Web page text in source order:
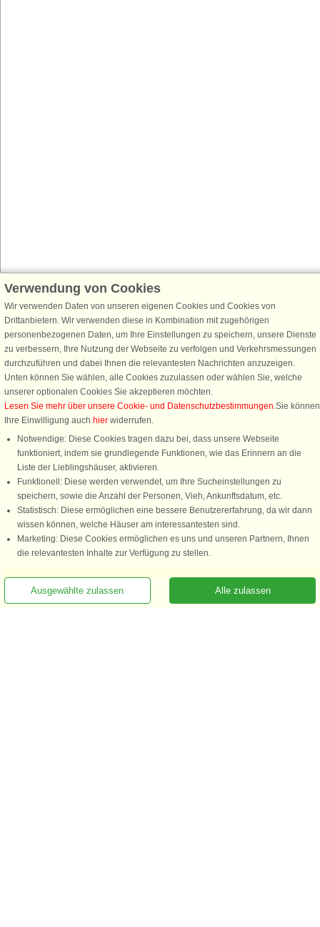
Verwendung von Cookies
Wir verwenden Daten von unseren eigenen Cookies und Cookies von
Drittanbietern. Wir verwenden diese in Kombination mit zugehörigen
personenbezogenen Daten, um Ihre Einstellungen zu speichern, unsere Dienste
zu verbessern, Ihre Nutzung der Webseite zu verfolgen und Verkehrsmessungen
durchzuführen und dabei Ihnen die relevantesten Nachrichten anzuzeigen.
Unten können Sie wählen, alle Cookies zuzulassen oder wählen Sie, welche
unserer optionalen Cookies Sie akzeptieren möchten.
Lesen Sie mehr über unsere Cookie- und Datenschutzbestimmungen.Sie können
Ihre Einwilligung auch hier widerrufen.
Notwendige: Diese Cookies tragen dazu bei, dass unsere Webseite
funktioniert, indem sie grundlegende Funktionen, wie das Erinnern an die
Liste der Lieblingshäuser, aktivieren.
Funktionell: Diese werden verwendet, um Ihre Sucheinstellungen zu
speichern, sowie die Anzahl der Personen, Vieh, Ankunftsdatum, etc.
Statistisch: Diese ermöglichen eine bessere Benutzererfahrung, da wir dann
wissen können, welche Häuser am interessantesten sind.
Marketing: Diese Cookies ermöglichen es uns und unseren Partnern, Ihnen
die relevantesten Inhalte zur Verfügung zu stellen.
Alle zulassen
Ausgewählte zulassen